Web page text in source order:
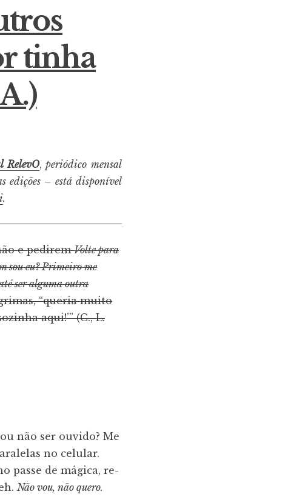
tinha
RelevO, periódico mensal
edições – está disponível
.
e pediremVolte para
sou eu? Primeiro me
ser alguma outra
“queria muito
aqui!’” (C., L.
não ser ouvido? Me
no celular.
passe de mágica, re-
Não vou, não quero.